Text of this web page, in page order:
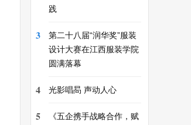
践
3
第二十八届“润华奖”服装
设计大赛在江西服装学院
圆满落幕
4 光影唱晑 声动人心
5
《五企携手战略合作，赋